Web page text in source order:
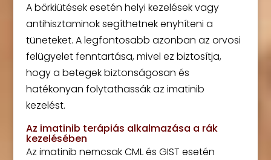
A bőrkiütések esetén helyi kezelések vagy
antihisztaminok segíthetnek enyhíteni a
tüneteket. A legfontosabb azonban az orvosi
felügyelet fenntartása, mivel ez biztosítja,
hogy a betegek biztonságosan és
hatékonyan folytathassák az imatinib
kezelést.
Az imatinib terápiás alkalmazása a rák
kezelésében
Az imatinib nemcsak CML és GIST esetén